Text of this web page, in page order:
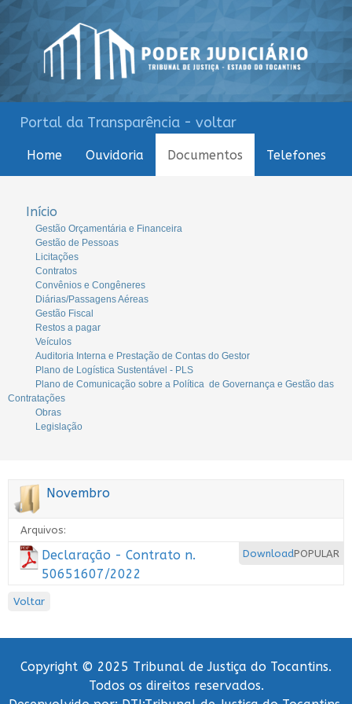
Portal da Transparência - voltar
Home Ouvidoria Documentos Telefones
Início
Gestão Orçamentária e Financeira
Gestão de Pessoas
Licitações
Contratos
Convênios e Congêneres
Diárias/Passagens Aéreas
Gestão Fiscal
Restos a pagar
Veículos
Auditoria Interna e Prestação de Contas do Gestor
Plano de Logística Sustentável - PLS
Plano de Comunicação sobre a Política de Governança e Gestão das
Contratações
Obras
Legislação
Novembro
Arquivos:
POPULAR
Download
Declaração - Contrato n.
50651607/2022
Voltar
Copyright © 2025 Tribunal de Justiça do Tocantins.
Todos os direitos reservados.